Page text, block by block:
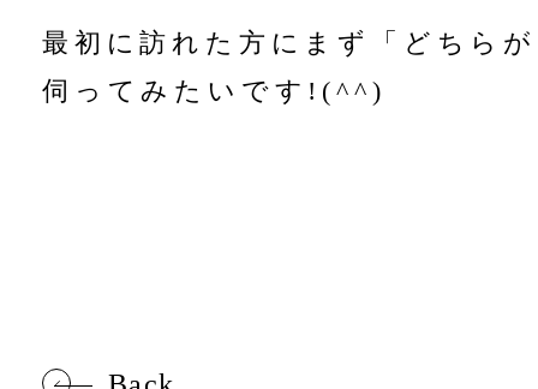
最初に訪れた方にまず「どちら
伺ってみたいです!(^^)